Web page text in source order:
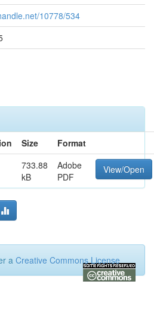
10778/534
Size
Format
733.88
kB
Adobe
PDF
View/Open
a Creative Commons License